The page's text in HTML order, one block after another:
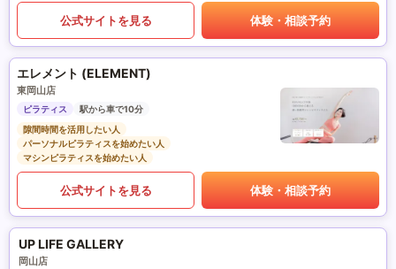
公式サイトを見る 体験・相談予約
エレメント (ELEMENT)
東岡山店
ピラティス
駅から車で10分
隙間時間を活用したい人
パーソナルピラティスを始めたい人
マシンピラティスを始めたい人
公式サイトを見る 体験・相談予約
UP LIFE GALLERY
岡山店